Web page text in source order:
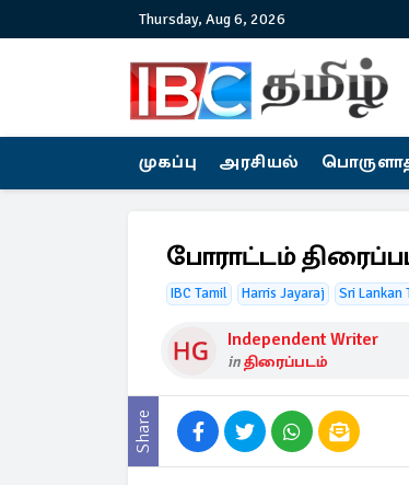
Thursday, Aug 6, 2026
முகப்பு அரசியல்
போராட்டம்
IBC Tamil Harris Jayaraj Sri Lankan
Independent Writer
inதிரைப்படம்
Share